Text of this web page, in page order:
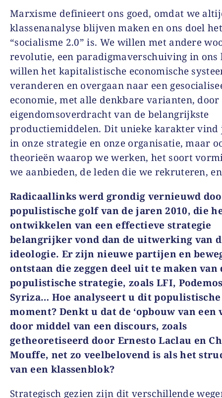
Marxisme definieert ons goed, omdat we
klassenanalyse blijven maken en ons doel
“socialisme 2.0” is. We willen met andere
revolutie, een paradigmaverschuiving in ons
willen het kapitalistische economische
veranderen en overgaan naar een
economie, met alle denkbare varianten, door
eigendomsoverdracht van de belangrijkste
productiemiddelen. Dit unieke karakter vind
in onze strategie en onze organisatie, maar
theorieën waarop we werken, het soort
we aanbieden, de leden die we rekruteren,
Radicaallinks werd grondig vernieuwd
populistische golf van de jaren 2010, die
ontwikkelen van een effectieve strategie
belangrijker vond dan de uitwerking van
ideologie. Er zijn nieuwe partijen en
ontstaan die zeggen deel uit te maken van
populistische strategie, zoals LFI,
Syriza… Hoe analyseert u dit populistische
moment? Denkt u dat de ‘opbouw van een
door middel van een discours, zoals
getheoretiseerd door Ernesto Laclau en
Mouffe, net zo veelbelovend is als het
van een klassenblok?
Strategisch gezien zijn dit verschillende